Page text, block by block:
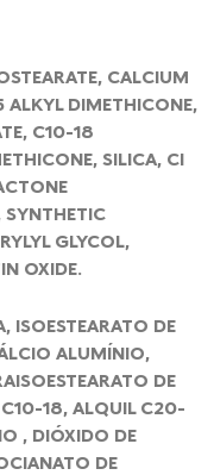
CALCIUM
DIMETHICONE,
C10-18
SILICA, CI
SYNTHETIC
GLYCOL,
OXIDE.
ISOESTEARATO DE
ALUMÍNIO,
DE
C10-18, ALQUIL C20-
, DIÓXIDO DE
DE